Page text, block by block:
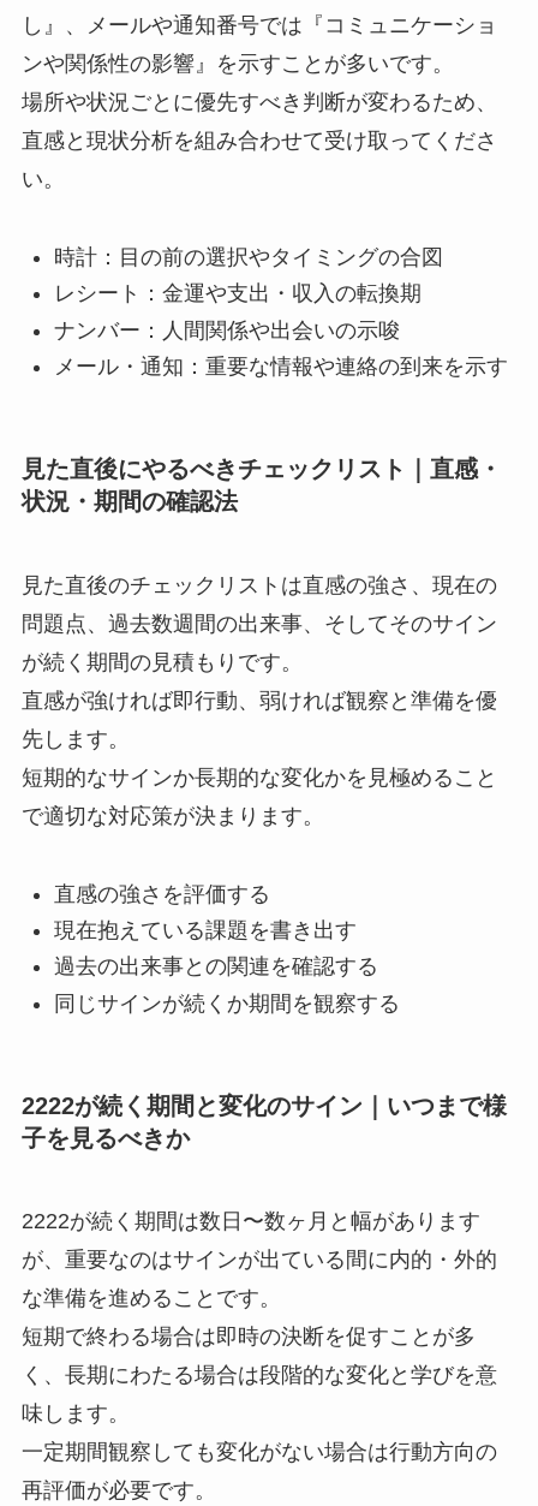
し』、メールや通知番号では『コミュニケーショ
ンや関係性の影響』を示すことが多いです。
場所や状況ごとに優先すべき判断が変わるため、
直感と現状分析を組み合わせて受け取ってくださ
い。
時計：目の前の選択やタイミングの合図
レシート：金運や支出・収入の転換期
ナンバー：人間関係や出会いの示唆
メール・通知：重要な情報や連絡の到来を示す
見た直後にやるべきチェックリスト｜直感・
状況・期間の確認法
見た直後のチェックリストは直感の強さ、現在の
問題点、過去数週間の出来事、そしてそのサイン
が続く期間の見積もりです。
直感が強ければ即行動、弱ければ観察と準備を優
先します。
短期的なサインか長期的な変化かを見極めること
で適切な対応策が決まります。
直感の強さを評価する
現在抱えている課題を書き出す
過去の出来事との関連を確認する
同じサインが続くか期間を観察する
2222が続く期間と変化のサイン｜いつまで様
子を見るべきか
2222が続く期間は数日〜数ヶ月と幅があります
が、重要なのはサインが出ている間に内的・外的
な準備を進めることです。
短期で終わる場合は即時の決断を促すことが多
く、長期にわたる場合は段階的な変化と学びを意
味します。
一定期間観察しても変化がない場合は行動方向の
再評価が必要です。